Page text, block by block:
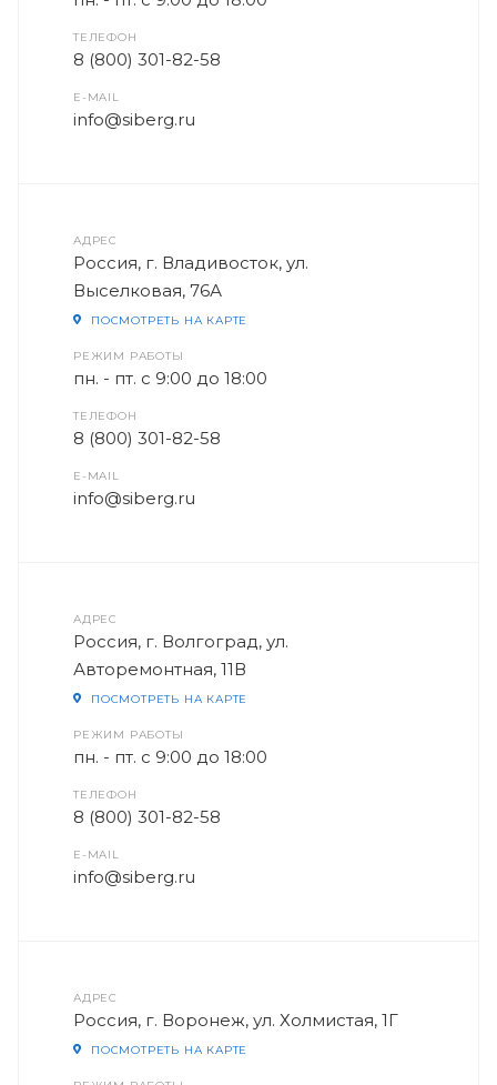
ТЕЛЕФОН
8 (800) 301-82-58
E-MAIL
info@siberg.ru
АДРЕС
Россия, г. Владивосток, ул.
Выселковая, 76А
ПОСМОТРЕТЬ НА КАРТЕ
РЕЖИМ РАБОТЫ
пн. - пт. с 9:00 до 18:00
ТЕЛЕФОН
8 (800) 301-82-58
E-MAIL
info@siberg.ru
АДРЕС
Россия, г. Волгоград, ул.
Авторемонтная, 11В
ПОСМОТРЕТЬ НА КАРТЕ
РЕЖИМ РАБОТЫ
пн. - пт. с 9:00 до 18:00
ТЕЛЕФОН
8 (800) 301-82-58
E-MAIL
info@siberg.ru
АДРЕС
Россия, г. Воронеж, ул. Холмистая, 1Г
ПОСМОТРЕТЬ НА КАРТЕ